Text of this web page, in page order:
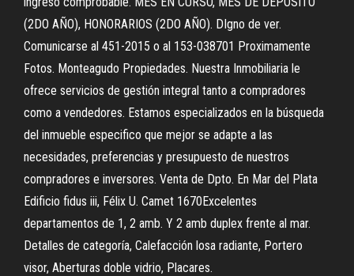
(2DO AÑO), HONORARIOS (2DO AÑO). DIgno de ver.
Comunicarse al 451-2015 o al 153-038701 Proximamente
Fotos. Monteagudo Propiedades. Nuestra Inmobiliaria le
ofrece servicios de gestión integral tanto a compradores
como a vendedores. Estamos especializados en la búsqueda
del inmueble especifico que mejor se adapte a las
necesidades, preferencias y presupuesto de nuestros
compradores e inversores. Venta de Dpto. En Mar del Plata
Edificio fidus iii, Félix U. Camet 1670Excelentes
departamentos de 1, 2 amb. Y 2 amb duplex frente al mar.
Detalles de categoría, Calefacción losa radiante, Portero
visor, Aberturas doble vidrio, Placares.